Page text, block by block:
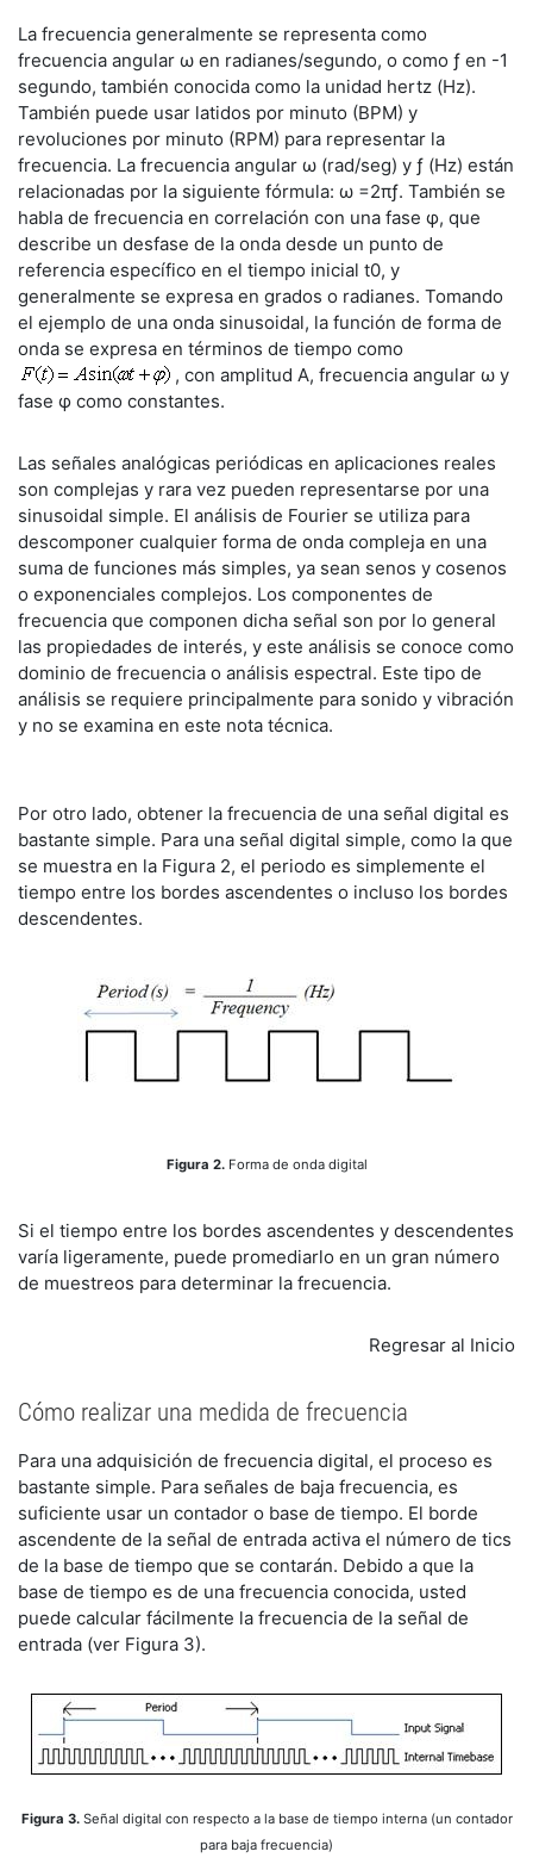
La frecuencia generalmente se representa como
frecuencia angular ω en radianes/segundo, o como ƒ en -1
segundo, también conocida como la unidad hertz (Hz).
También puede usar latidos por minuto (BPM) y
revoluciones por minuto (RPM) para representar la
frecuencia. La frecuencia angular ω (rad/seg) y ƒ (Hz) están
relacionadas por la siguiente fórmula: ω =2πƒ. También se
habla de frecuencia en correlación con una fase φ, que
describe un desfase de la onda desde un punto de
referencia específico en el tiempo inicial t0, y
generalmente se expresa en grados o radianes. Tomando
el ejemplo de una onda sinusoidal, la función de forma de
onda se expresa en términos de tiempo como
, con amplitud A, frecuencia angular ω y
fase φ como constantes.
Las señales analógicas periódicas en aplicaciones reales
son complejas y rara vez pueden representarse por una
sinusoidal simple. El análisis de Fourier se utiliza para
descomponer cualquier forma de onda compleja en una
suma de funciones más simples, ya sean senos y cosenos
o exponenciales complejos. Los componentes de
frecuencia que componen dicha señal son por lo general
las propiedades de interés, y este análisis se conoce como
dominio de frecuencia o análisis espectral. Este tipo de
análisis se requiere principalmente para sonido y vibración
y no se examina en este nota técnica.
Por otro lado, obtener la frecuencia de una señal digital es
bastante simple. Para una señal digital simple, como la que
se muestra en la Figura 2, el periodo es simplemente el
tiempo entre los bordes ascendentes o incluso los bordes
descendentes.
Figura 2. Forma de onda digital
Si el tiempo entre los bordes ascendentes y descendentes
varía ligeramente, puede promediarlo en un gran número
de muestreos para determinar la frecuencia.
Regresar al Inicio
Cómo realizar una medida de frecuencia
Para una adquisición de frecuencia digital, el proceso es
bastante simple. Para señales de baja frecuencia, es
suficiente usar un contador o base de tiempo. El borde
ascendente de la señal de entrada activa el número de tics
de la base de tiempo que se contarán. Debido a que la
base de tiempo es de una frecuencia conocida, usted
puede calcular fácilmente la frecuencia de la señal de
entrada (ver Figura 3).
Figura 3. Señal digital con respecto a la base de tiempo interna (un contador
para baja frecuencia)